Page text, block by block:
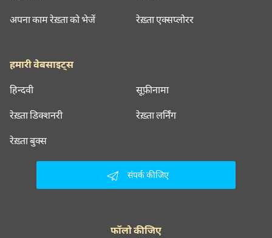
अपना काम रेख़्ता को भेजें रेख़्ता एक्सप्लोरर
हमारी वेबसाइट्स
हिन्दवी सूफ़ीनामा
रेख़्ता डिक्शनरी रेख़्ता लर्निंग
रेख़्ता बुक्स
संपर्क कीजिए
फॉलो कीजिए